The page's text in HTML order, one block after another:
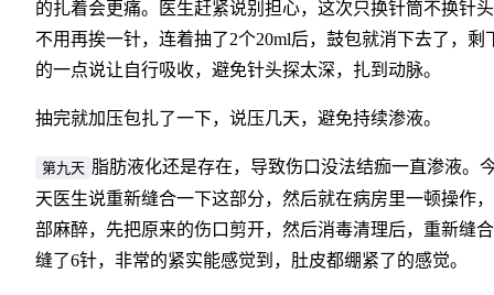
的扎着会更痛。医生赶紧说别担心，这次只换针筒不换针
不用再挨一针，连着抽了2个20ml后，鼓包就消下去了，剩
的一点说让自行吸收，避免针头探太深，扎到动脉。
抽完就加压包扎了一下，说压几天，避免持续渗液。
第九天 脂肪液化还是存在，导致伤口没法结痂一直渗液。
天医生说重新缝合一下这部分，然后就在病房里一顿操作
部麻醉，先把原来的伤口剪开，然后消毒清理后，重新缝
缝了6针，非常的紧实能感觉到，肚皮都绷紧了的感觉。